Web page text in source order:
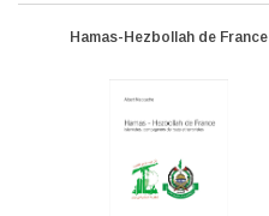
Hamas-Hezbollah de France